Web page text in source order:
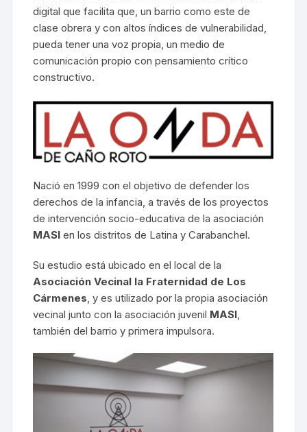
digital que facilita que, un barrio como este de
clase obrera y con altos índices de vulnerabilidad,
pueda tener una voz propia, un medio de
comunicación propio con pensamiento crítico
constructivo.
Nació en 1999 con el objetivo de defender los
derechos de la infancia, a través de los proyectos
de intervención socio-educativa de la asociación
MASI en los distritos de Latina y Carabanchel.
Su estudio está ubicado en el local de la
Asociación Vecinal la Fraternidad de Los
Cármenes, y es utilizado por la propia asociación
vecinal junto con la asociación juvenil MASI,
también del barrio y primera impulsora.